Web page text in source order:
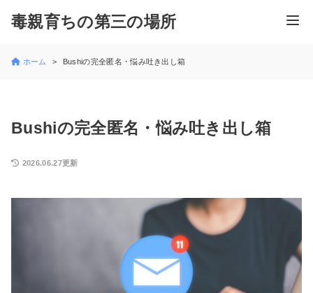
毒親育ちの第三の場所
ホーム Bushiの完全匿名・悩み吐き出し箱
Bushiの完全匿名・悩み吐き出し箱
2026.06.27更新